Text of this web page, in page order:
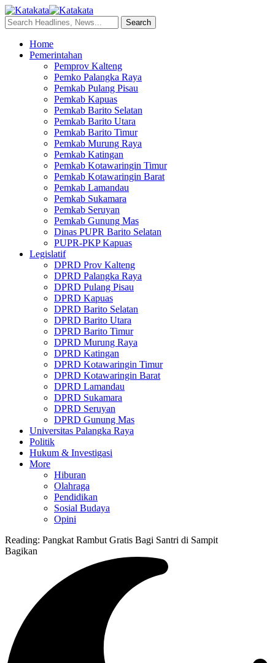
Home
Pemerintahan
Pemprov Kalteng
Pemko Palangka Raya
Pemkab Pulang Pisau
Pemkab Kapuas
Pemkab Barito Selatan
Pemkab Barito Utara
Pemkab Barito Timur
Pemkab Murung Raya
Pemkab Katingan
Pemkab Kotawaringin Timur
Pemkab Kotawaringin Barat
Pemkab Lamandau
Pemkab Sukamara
Pemkab Seruyan
Pemkab Gunung Mas
Dinas PUPR Barito Selatan
PUPR-PKP Kapuas
Legislatif
DPRD Prov Kalteng
DPRD Palangka Raya
DPRD Pulang Pisau
DPRD Kapuas
DPRD Barito Selatan
DPRD Barito Utara
DPRD Barito Timur
DPRD Murung Raya
DPRD Katingan
DPRD Kotawaringin Timur
DPRD Kotawaringin Barat
DPRD Lamandau
DPRD Sukamara
DPRD Seruyan
DPRD Gunung Mas
Universitas Palangka Raya
Politik
Hukum & Investigasi
More
Hiburan
Olahraga
Pendidikan
Sosial Budaya
Opini
Reading: Pangkat Rambut Gratis Bagi Santri di Sampit
Bagikan